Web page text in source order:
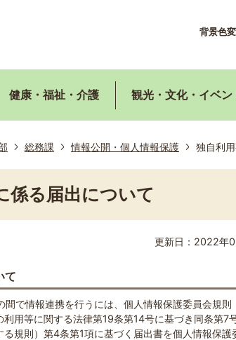
背景色
健康・福祉・介護 観光・文化・イベン
総務課 情報公開・個人情報保護 独自利
係る届出について
更新日：2022年
て
で情報連携を行うには、個人情報保護委員会規則
用等に関する法律第19条第14号に基づき同条第7
規則）第4条第1項に基づく届出書を個人情報保護